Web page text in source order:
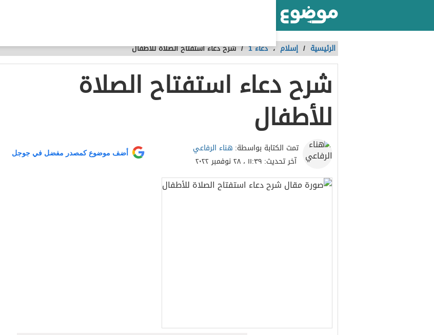
الرئيسية / إسلام ،دعاء 1 /شرح دعاء استفتاح الصلاة للأطفال
شرح دعاء استفتاح الصلاة
للأطفال
تمت الكتابة بواسطة: هناء الرفاعي
آخر تحديث: ١١:٣٩ ، ٢٨ نوفمبر ٢٠٢٢
أضف موضوع كمصدر مفضل في جوجل